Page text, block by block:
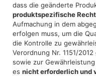
dass die geänderte
produktspezifische
Aufmachung in dem
erfolgen muss, um die
die Kontrolle zu
Verordnung Nr. 1151/
sowie zur
es nicht erforderlich und